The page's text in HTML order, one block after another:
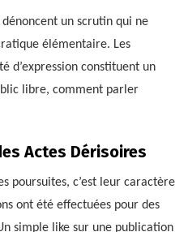
un scrutin qui ne
élémentaire. Les
d’expression constituent un
libre, comment parler
Actes Dérisoires
poursuites, c’est leur caractère
ont été effectuées pour des
simple like sur une publication